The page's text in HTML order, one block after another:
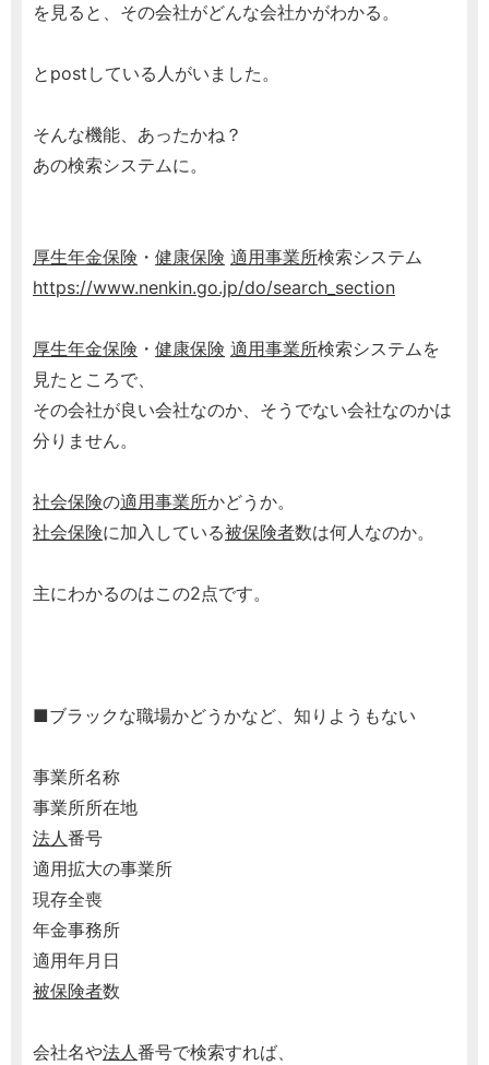
を見ると、その会社がどんな会社かがわかる。
とpostしている人がいました。
そんな機能、あったかね？
あの検索システムに。
厚生年金保険 ・ 健康保険 適用事業所検索システム
https://www.nenkin.go.jp/do/search_section
厚生年金保険 ・ 健康保険 適用事業所検索システムを
見たところで、
その会社が良い会社なのか、そうでない会社なのかは
分りません。
社会保険の適用事業所かどうか。
社会保険に加入している被保険者数は何人なのか。
主にわかるのはこの2点です。
■ブラックな職場かどうかなど、知りようもない
事業所名称
事業所所在地
法人番号
適用拡大の事業所
現存全喪
年金事務所
適用年月日
被保険者数
会社名や法人番号で検索すれば、